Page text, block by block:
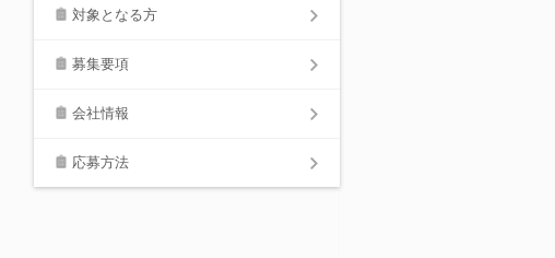
対象となる方
募集要項
会社情報
応募方法